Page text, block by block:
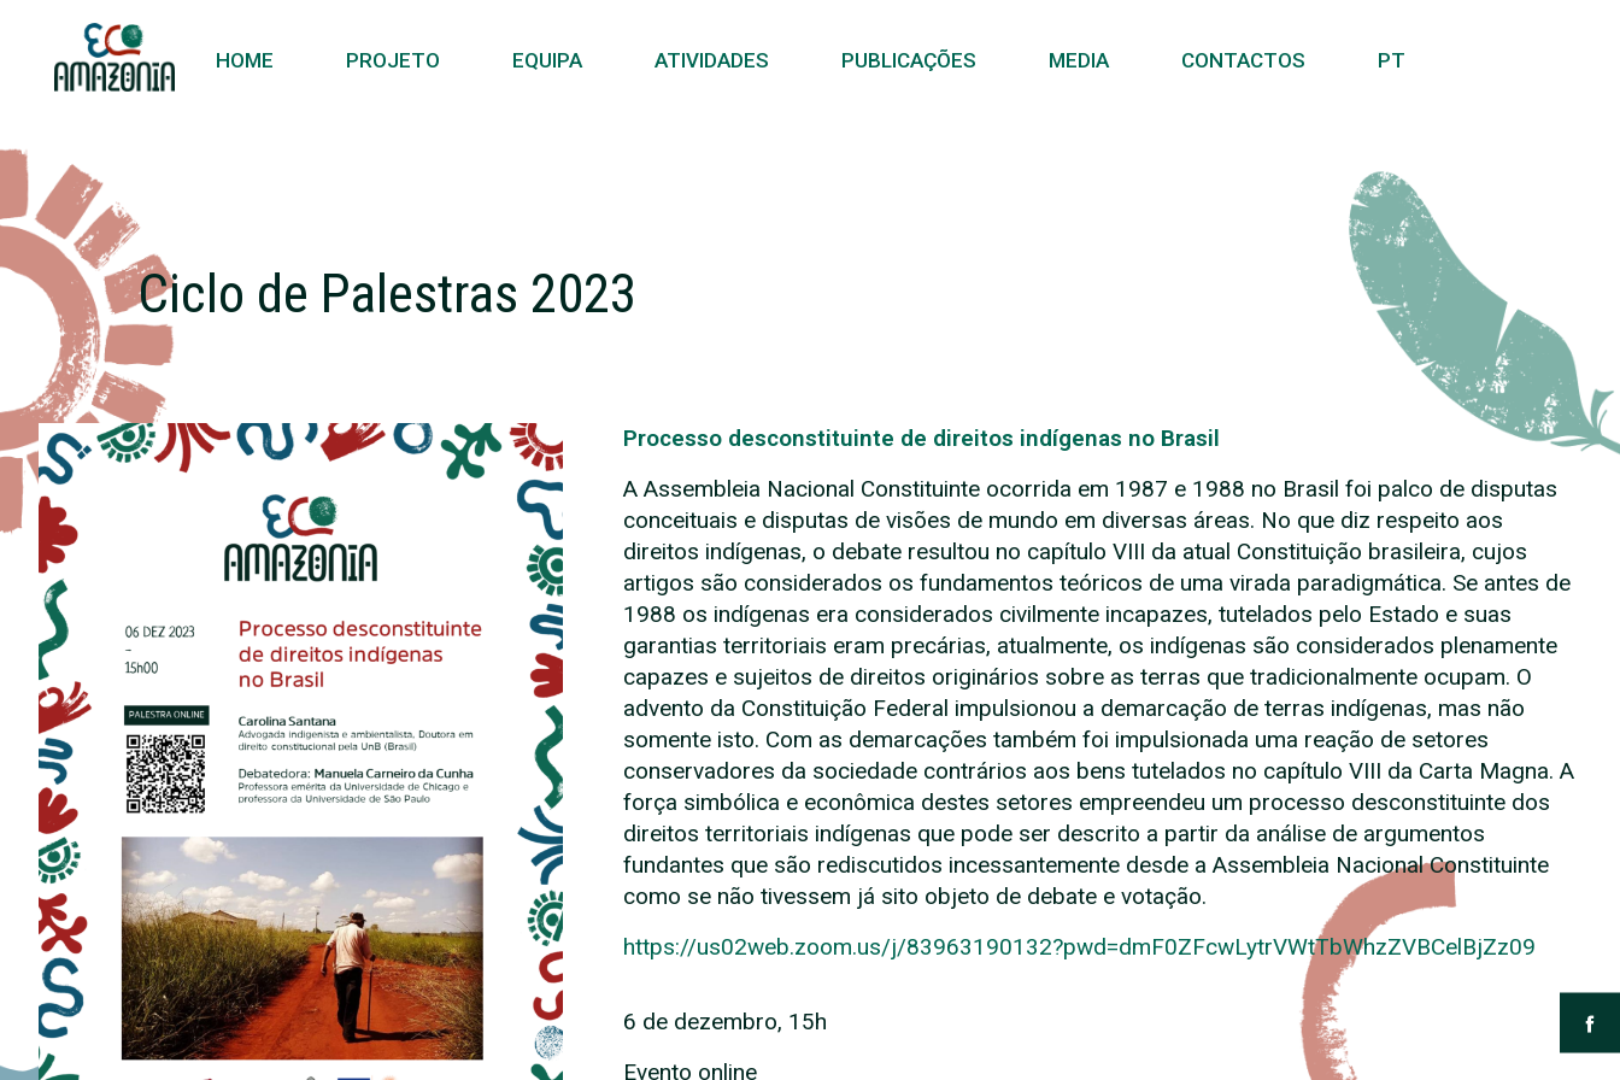
HOME PROJETO EQUIPA ATIVIDADES PUBLICAÇÕES MEDIA CONTACTOS PT
Ciclo de Palestras 2023
Processo desconstituinte de direitos indígenas no Brasil
A Assembleia Nacional Constituinte ocorrida em 1987 e 1988 no Brasil foi palco de disputas
conceituais e disputas de visões de mundo em diversas áreas. No que diz respeito aos
direitos indígenas, o debate resultou no capítulo VIII da atual Constituição brasileira, cujos
artigos são considerados os fundamentos teóricos de uma virada paradigmática. Se antes de
1988 os indígenas era considerados civilmente incapazes, tutelados pelo Estado e suas
garantias territoriais eram precárias, atualmente, os indígenas são considerados plenamente
capazes e sujeitos de direitos originários sobre as terras que tradicionalmente ocupam. O
advento da Constituição Federal impulsionou a demarcação de terras indígenas, mas não
somente isto. Com as demarcações também foi impulsionada uma reação de setores
conservadores da sociedade contrários aos bens tutelados no capítulo VIII da Carta Magna. A
força simbólica e econômica destes setores empreendeu um processo desconstituinte dos
direitos territoriais indígenas que pode ser descrito a partir da análise de argumentos
fundantes que são rediscutidos incessantemente desde a Assembleia Nacional Constituinte
como se não tivessem já sito objeto de debate e votação.
https://us02web.zoom.us/j/83963190132?pwd=dmF0ZFcwLytrVWtTbWhzZVBCelBjZz09
6 de dezembro, 15h
Evento online